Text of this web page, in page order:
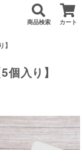
商品検索 カート
入り】